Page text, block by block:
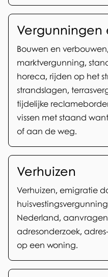
Vergunningen
Bouwen en
marktvergunning,
horeca, rijden op het
strandslagen,
tijdelijke
vissen met staand
of aan de weg.
Verhuizen
Verhuizen, emigratie
Nederland,
adresonderzoek,
op een woning.